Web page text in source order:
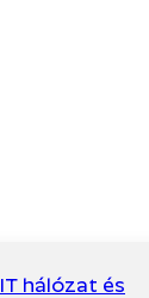
IT hálózat és